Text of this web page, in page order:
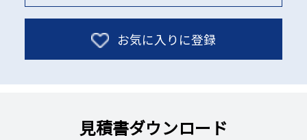
お気に入りに登録
見積書ダウンロード